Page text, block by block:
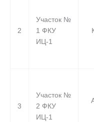
2
Участок №
1 ФКУ
ИЦ-1
3
Участок №
2 ФКУ
ИЦ-1